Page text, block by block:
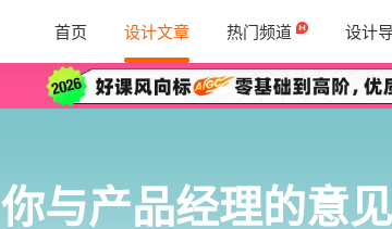
首页 设计文章 热门频道 设计
你与产品经理的意